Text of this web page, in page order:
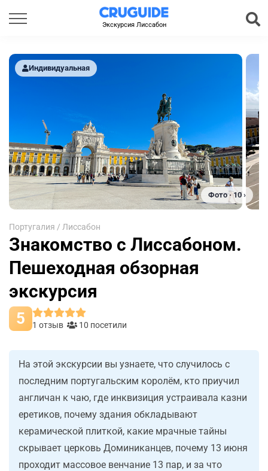
Экскурсия Лиссабон
Индивидуальная
Фото · 10 ›
Португалия / Лиссабон
Знакомство с Лиссабоном.
Пешеходная обзорная
экскурсия
5 1 отзыв 10 посетили
На этой экскурсии вы узнаете, что случилось с
последним португальским королём, кто приучил
англичан к чаю, где инквизиция устраивала казни
еретиков, почему здания обкладывают
керамической плиткой, какие мрачные тайны
скрывает церковь Доминиканцев, почему 13 июня
проходит массовое венчание 13 пар, и за что